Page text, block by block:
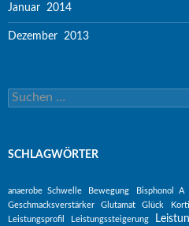
Januar 2014
Dezember 2013
Suchen nach:
SCHLAGWÖRTER
anaerobe Schwelle Bewegung Bisphonol A
Geschmacksverstärker
Glutamat Glück
Leistungsprofil Leistungssteigerung